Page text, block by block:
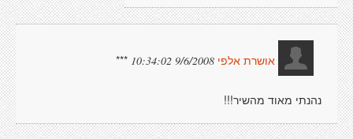
אושרת אלפי 9/6/2008 10:34:02
***
נהנתי מאוד מהשיר!!!